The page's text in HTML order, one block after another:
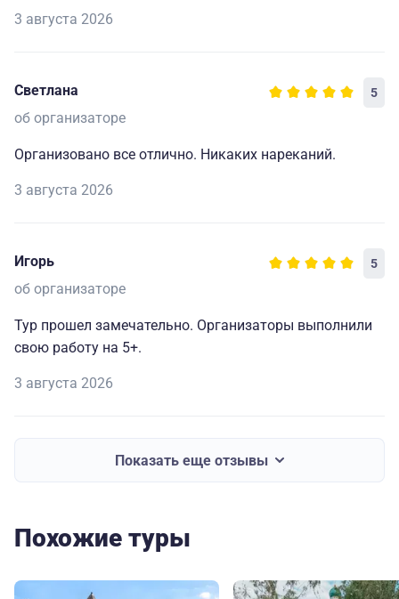
3 августа 2026
Светлана 5
об организаторе
Организовано все отлично. Никаких нареканий.
3 августа 2026
Игорь 5
об организаторе
Тур прошел замечательно. Организаторы выполнили
свою работу на 5+.
3 августа 2026
Показать еще отзывы
Похожие туры